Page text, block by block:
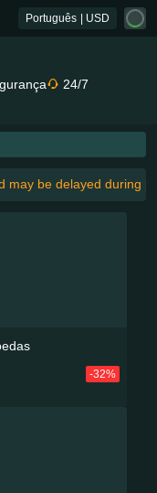
Português | USD
24/7
may be delayed during
-32%